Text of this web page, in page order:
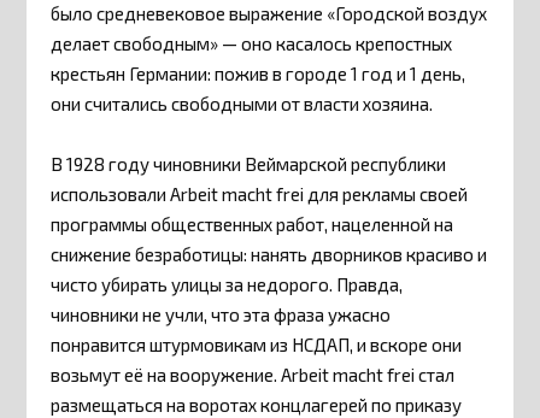
было средневековое выражение «Городской воздух
делает свободным» — оно касалось крепостных
крестьян Германии: пожив в городе 1 год и 1 день,
они считались свободными от власти хозяина.
В 1928 году чиновники Веймарской республики
использовали Arbeit macht frei для рекламы своей
программы общественных работ, нацеленной на
снижение безработицы: нанять дворников красиво и
чисто убирать улицы за недорого. Правда,
чиновники не учли, что эта фраза ужасно
понравится штурмовикам из НСДАП, и вскоре они
возьмут её на вооружение. Arbeit macht frei стал
размещаться на воротах концлагерей по приказу